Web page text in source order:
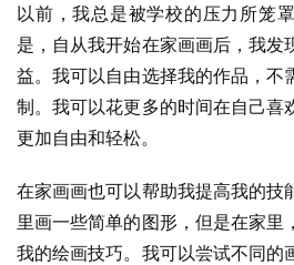
以前，我总是被学校的压力所笼
是，自从我开始在家画画后，我发
益。我可以自由选择我的作品，不
制。我可以花更多的时间在自己喜
更加自由和轻松。
在家画画也可以帮助我提高我的技
里画一些简单的图形，但是在家里
我的绘画技巧。我可以尝试不同的